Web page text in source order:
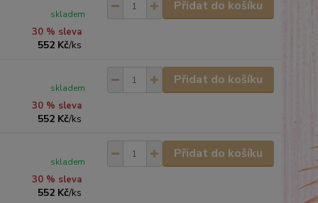
30 % sleva
552 Kč/ks
skladem
Přidat do košíku
30 % sleva
552 Kč/ks
skladem
Přidat do košíku
30 % sleva
552 Kč/ks
skladem
Přidat do košíku